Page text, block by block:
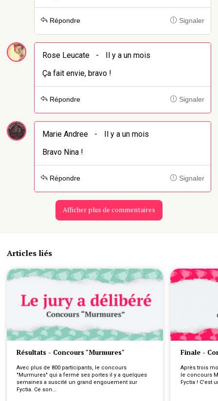
Répondre Signaler
Rose Leucate -
Il y a un mois
Ça fait envie, bravo !
Répondre Signaler
Marie Andree -
Il y a un mois
Bravo Nina !
Répondre Signaler
Afficher plus de commentaires
Articles liés
Résultats - Concours "Murmures"
Avec plus de 800 participants, le concours
"Murmures" qui a fermé ses portes il y a quelques
semaines a suscité un grand engouement sur
Fyctia. Ce son...
Finale -
Après trois
le concours
Fyctia ! C'est